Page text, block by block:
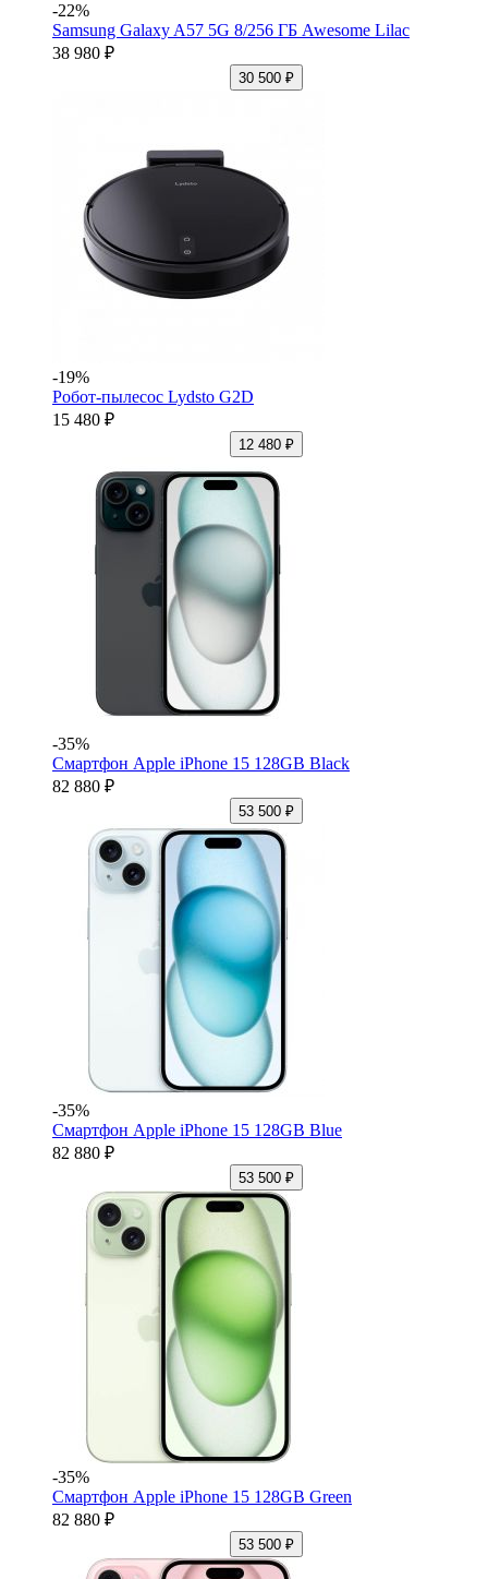
-22%
Samsung Galaxy A57 5G 8/256 ГБ Awesome Lilac
38 980 ₽
30 500 ₽
-19%
Робот-пылесос Lydsto G2D
15 480 ₽
12 480 ₽
-35%
Смартфон Apple iPhone 15 128GB Black
82 880 ₽
53 500 ₽
-35%
Смартфон Apple iPhone 15 128GB Blue
82 880 ₽
53 500 ₽
-35%
Смартфон Apple iPhone 15 128GB Green
82 880 ₽
53 500 ₽